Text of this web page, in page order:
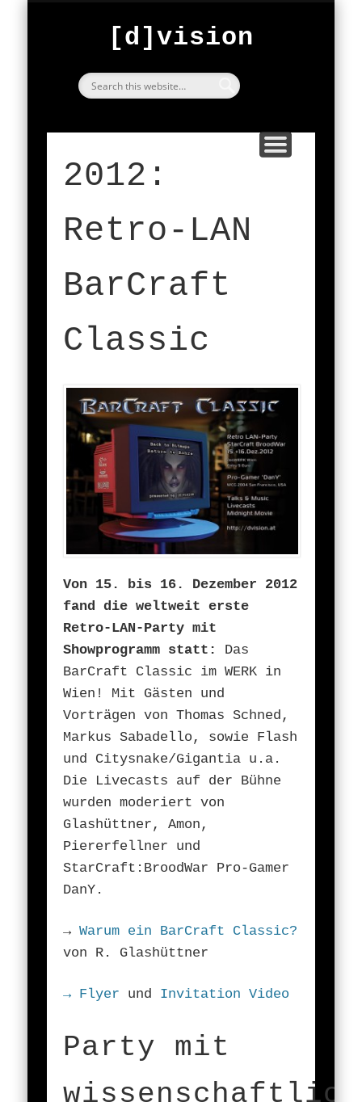
[d]vision
2012:
Retro-LAN
BarCraft
Classic
Von 15. bis 16. Dezember 2012
fand die weltweit erste
Retro-LAN-Party mit
Showprogramm statt:
Das
BarCraft Classic im WERK in
Wien! Mit Gästen und
Vorträgen von Thomas Schned,
Markus Sabadello, sowie Flash
und Citysnake/Gigantia u.a.
Die Livecasts auf der Bühne
wurden moderiert von
Glashüttner, Amon,
Piererfellner und
StarCraft:BroodWar Pro-Gamer
DanY.
→Warum ein BarCraft Classic?
von R. Glashüttner
→ Flyer und Invitation Video
Party mit